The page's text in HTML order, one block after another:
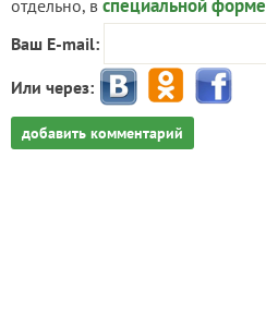
отдельно, в специальной форме
Ваш E-mail:
Или через:
добавить комментарий